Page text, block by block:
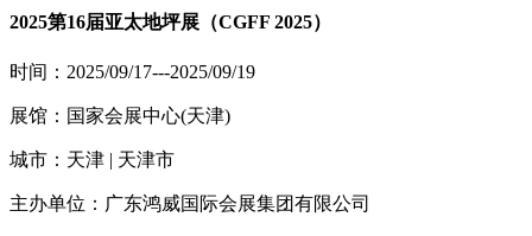
2025第16届亚太地坪展（CGFF 2025）
时间：2025/09/17---2025/09/19
展馆：国家会展中心(天津)
城市：天津 | 天津市
主办单位：广东鸿威国际会展集团有限公司